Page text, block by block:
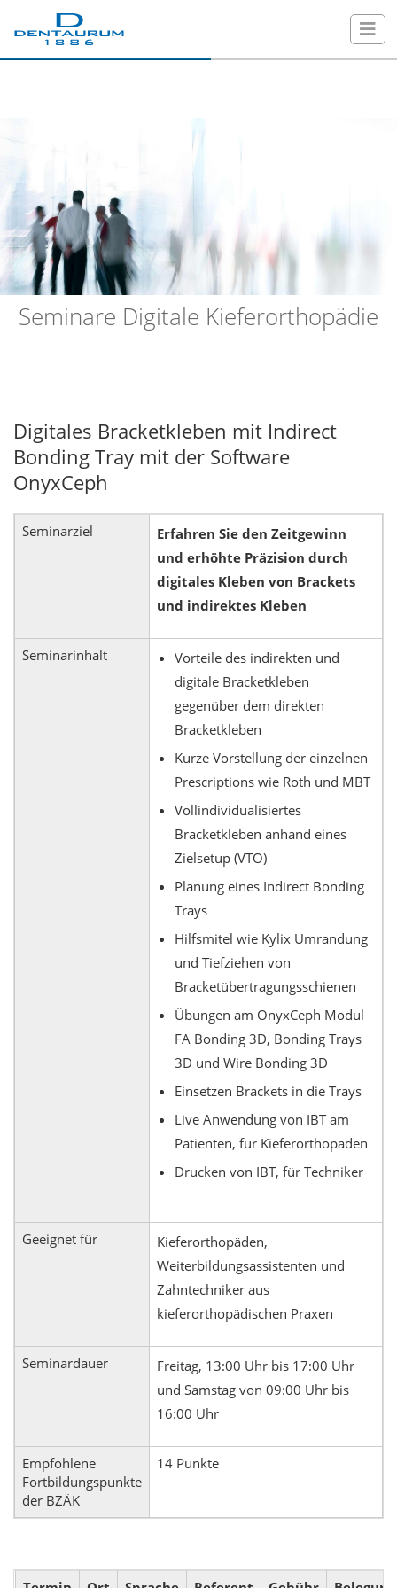
Seminare Digitale Kieferorthopädie
Digitales Bracketkleben mit Indirect
Bonding Tray mit der Software
OnyxCeph
Seminarziel
Erfahren Sie den Zeitgewinn
und erhöhte Präzision durch
digitales Kleben von Brackets
und indirektes Kleben
Seminarinhalt
Vorteile des indirekten und
digitale Bracketkleben
gegenüber dem direkten
Bracketkleben
Kurze Vorstellung der einzelnen
Prescriptions wie Roth und MBT
Vollindividualisiertes
Bracketkleben anhand eines
Zielsetup (VTO)
Planung eines Indirect Bonding
Trays
Hilfsmitel wie Kylix Umrandung
und Tiefziehen von
Bracketübertragungsschienen
Übungen am OnyxCeph Modul
FA Bonding 3D, Bonding Trays
3D und Wire Bonding 3D
Einsetzen Brackets in die Trays
Live Anwendung von IBT am
Patienten, für Kieferorthopäden
Drucken von IBT, für Techniker
Geeignet für
Kieferorthopäden,
Weiterbildungsassistenten und
Zahntechniker aus
kieferorthopädischen Praxen
Seminardauer
Freitag, 13:00 Uhr bis 17:00 Uhr
und Samstag von 09:00 Uhr bis
16:00 Uhr
Empfohlene
Fortbildungspunkte
der BZÄK
14 Punkte